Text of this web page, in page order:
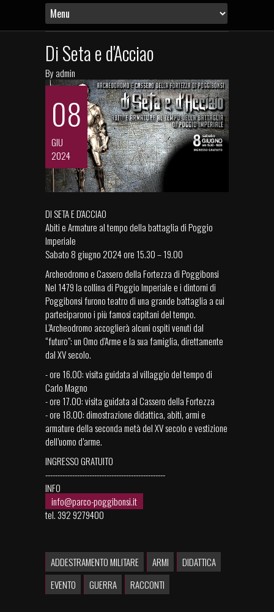
Di Seta e d'Acciao
By admin
08
GIU
2024
DI SETA E D'ACCIAO
Abiti e Armature al tempo della battaglia di Poggio
Imperiale
Sabato 8 giugno 2024 ore 15.30 – 19.00
Archeodromo e Cassero della Fortezza di Poggibonsi
Nel 1479 la collina di Poggio Imperiale e i dintorni di
Poggibonsi furono teatro di una grande battaglia a cui
parteciparono i più famosi capitani del tempo.
L’Archeodromo accoglierà alcuni ospiti venuti dal
“futuro”: un Omo d’Arme e la sua famiglia, direttamente
dal XV secolo.
- ore 16.00: visita guidata al villaggio del tempo di
Carlo Magno
- ore 17.00: visita guidata al Cassero della Fortezza
- ore 18.00: dimostrazione didattica, abiti, armi e
armature della seconda metà del XV secolo e vestizione
dell’uomo d’arme.
INGRESSO GRATUITO
-------------------------------------------------
INFO
info@parco-poggibonsi.it
tel. 392 9279400
ADDESTRAMENTO MILITARE ARMI
DIDATTICA
EVENTO
GUERRA RACCONTI